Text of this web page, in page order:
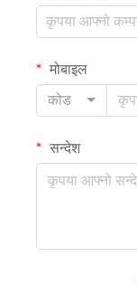
मोबाइल
कोड
सन्देश